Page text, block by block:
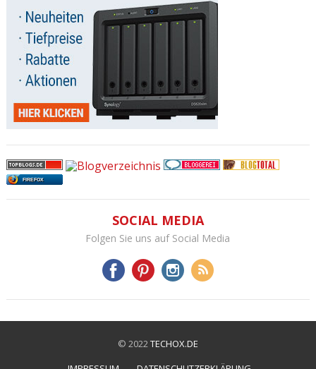
FIREFOX
SOCIAL MEDIA
Folgen Sie uns auf Social Media
© 2022TECHOX.DE